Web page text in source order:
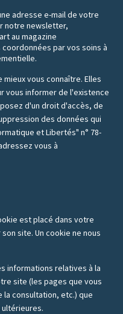
adresse e-mail de votre
notre newsletter,
au magazine
par vos soins à
vous connaître. Elles
vous informer de l'existence
d'un droit d'accès, de
des données qui
et Libertés" n° 78-
vous à
est placé dans votre
site. Un cookie ne nous
informations relatives à la
site (les pages que vous
consultation, etc.) que